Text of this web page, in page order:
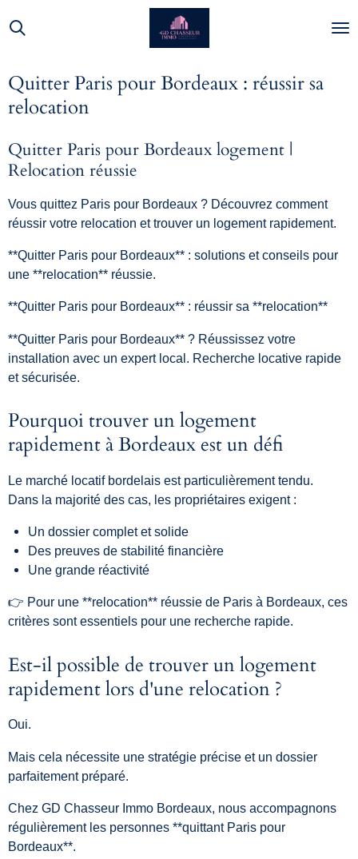
Passer
au
principal
Quitter Paris pour Bordeaux : réussir sa
relocation
Quitter Paris pour Bordeaux logement |
Relocation réussie
Vous quittez Paris pour Bordeaux ? Découvrez comment
réussir votre relocation et trouver un logement rapidement.
**Quitter Paris pour Bordeaux** : solutions et conseils pour
une **relocation** réussie.
**Quitter Paris pour Bordeaux** : réussir sa **relocation**
**Quitter Paris pour Bordeaux** ? Réussissez votre
installation avec un expert local. Recherche locative rapide
et sécurisée.
Pourquoi trouver un logement
rapidement à Bordeaux est un défi
Le marché locatif bordelais est particulièrement tendu.
Dans la majorité des cas, les propriétaires exigent :
Un dossier complet et solide
Des preuves de stabilité financière
Une grande réactivité
👉 Pour une **relocation** réussie de Paris à Bordeaux, ces
critères sont essentiels pour une recherche rapide.
Est-il possible de trouver un logement
rapidement lors d'une relocation ?
Oui.
Mais cela nécessite une stratégie précise et un dossier
parfaitement préparé.
Chez GD Chasseur Immo Bordeaux, nous accompagnons
régulièrement les personnes **quittant Paris pour
Bordeaux**.